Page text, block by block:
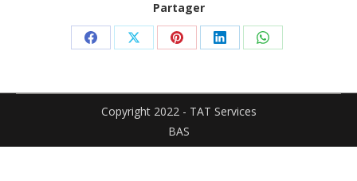
Partager
Partager
Facebook
Partager
X
Partager
Pinterest
Partager
LinkedIn
Partager
WhatsApp
Copyright 2022 - TAT Services
BAS